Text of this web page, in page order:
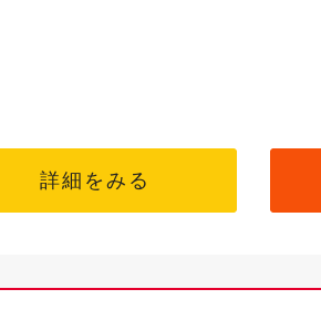
詳細をみる